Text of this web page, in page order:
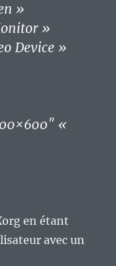
»
»
Device »
«
en étant
avec un